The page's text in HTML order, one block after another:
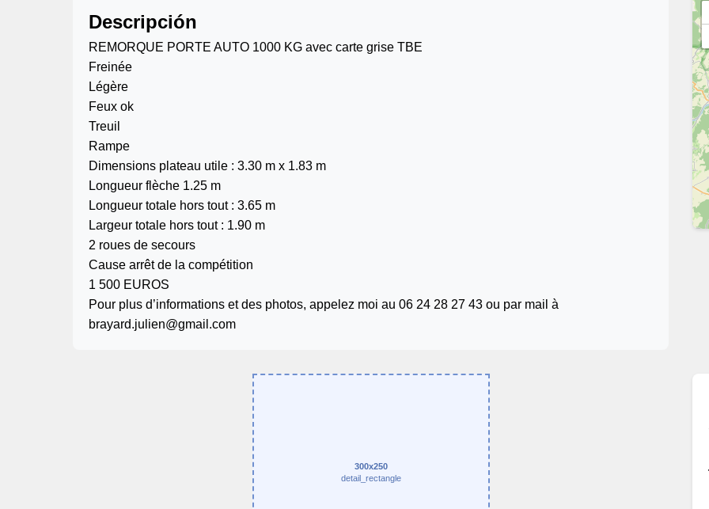
Descripción
REMORQUE PORTE AUTO 1000 KG avec carte grise TBE
Freinée
Légère
Feux ok
Treuil
Rampe
Dimensions plateau utile : 3.30 m x 1.83 m
Longueur flèche 1.25 m
Longueur totale hors tout : 3.65 m
Largeur totale hors tout : 1.90 m
2 roues de secours
Cause arrêt de la compétition
1 500 EUROS
Pour plus d’informations et des photos, appelez moi au 06 24 28 27 43 ou par mail à
brayard.julien@gmail.com
300x250
detail_rectangle